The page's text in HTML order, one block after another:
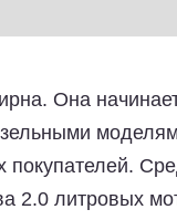
Она
покупателей.
2.0 литровых